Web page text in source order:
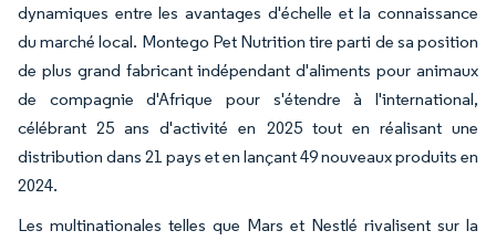
dynamiques entre les avantages d'échelle et la connaissance
du marché local. Montego Pet Nutrition tire parti de sa position
de plus grand fabricant indépendant d'aliments pour animaux
de compagnie d'Afrique pour s'étendre à l'international,
célébrant 25 ans d'activité en 2025 tout en réalisant une
distribution dans 21 pays et en lançant 49 nouveaux produits en
2024.
Les multinationales telles que Mars et Nestlé rivalisent sur la